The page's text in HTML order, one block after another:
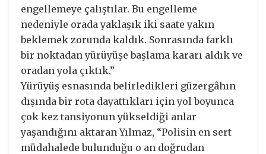
engellemeye çalıştılar. Bu engelleme
nedeniyle orada yaklaşık iki saate yakın
beklemek zorunda kaldık. Sonrasında farklı
bir noktadan yürüyüşe başlama kararı aldık ve
oradan yola çıktık.”
Yürüyüş esnasında belirledikleri güzergâhın
dışında bir rota dayattıkları için yol boyunca
çok kez tansiyonun yükseldiği anlar
yaşandığını aktaran Yılmaz, “Polisin en sert
müdahalede bulunduğu o an doğrudan